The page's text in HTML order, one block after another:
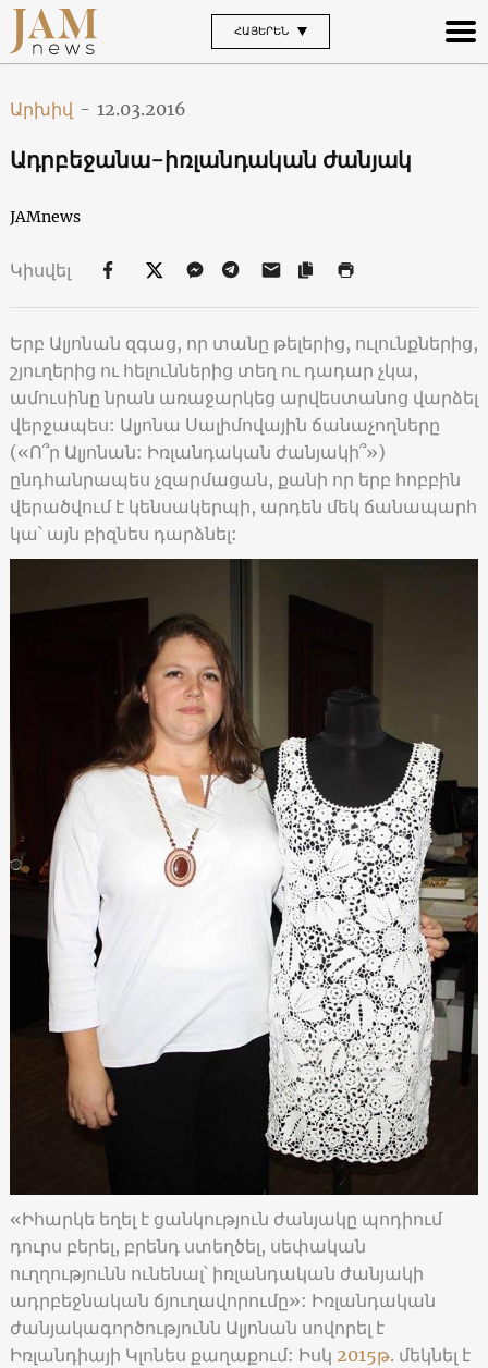
ՀԱՅԵՐԵՆ
Արխիվ - 12.03.2016
Ադրբեջանա-իռլանդական ժանյակ
JAMnews
Կիսվել
Երբ Ալյոնան զգաց, որ տանը թելերից, ուլունքներից,
շյուղերից ու հելուններից տեղ ու դադար չկա,
ամուսինը նրան առաջարկեց արվեստանոց վարձել
վերջապես: Ալյոնա Սալիմովային ճանաչողները
(«Ո՞ր Ալյոնան: Իռլանդական ժանյակի՞»)
ընդհանրապես չզարմացան, քանի որ երբ հոբբին
վերածվում է կենսակերպի, արդեն մեկ ճանապարհ
կա՝ այն բիզնես դարձնել:
«Իհարկե եղել է ցանկություն ժանյակը պոդիում
դուրս բերել, բրենդ ստեղծել, սեփական
ուղղությունն ունենալ՝ իռլանդական ժանյակի
ադրբեջնական ճյուղավորումը»: Իռլանդական
ժանյակագործությունն Ալյոնան սովորել է
Իռլանդիայի Կլոնես քաղաքում: Իսկ 2015թ. մեկնել է